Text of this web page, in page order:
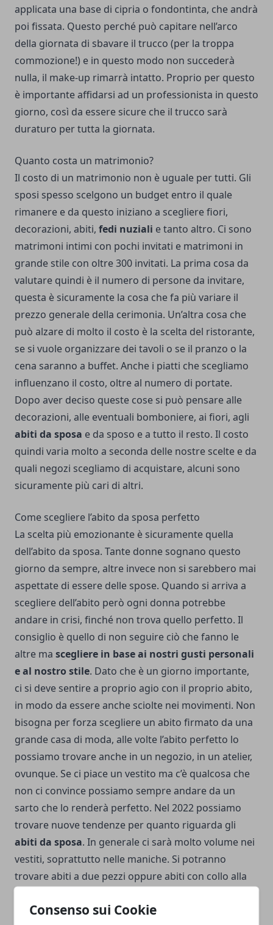
Consenso sui Cookie
applicata una base di cipria o fondontinta, che andrà
poi fissata. Questo perché può capitare nell’arco
della giornata di sbavare il trucco (per la troppa
commozione!) e in questo modo non succederà
nulla, il make-up rimarrà intatto. Proprio per questo
è importante affidarsi ad un professionista in questo
giorno, così da essere sicure che il trucco sarà
duraturo per tutta la giornata.
Quanto costa un matrimonio?
Il costo di un matrimonio non è uguale per tutti. Gli
sposi spesso scelgono un budget entro il quale
rimanere e da questo iniziano a scegliere fiori,
decorazioni, abiti, fedi nuziali e tanto altro. Ci sono
matrimoni intimi con pochi invitati e matrimoni in
grande stile con oltre 300 invitati. La prima cosa da
valutare quindi è il numero di persone da invitare,
questa è sicuramente la cosa che fa più variare il
prezzo generale della cerimonia. Un’altra cosa che
può alzare di molto il costo è la scelta del ristorante,
se si vuole organizzare dei tavoli o se il pranzo o la
cena saranno a buffet. Anche i piatti che scegliamo
influenzano il costo, oltre al numero di portate.
Dopo aver deciso queste cose si può pensare alle
decorazioni, alle eventuali bomboniere, ai fiori, agli
abiti da sposa e da sposo e a tutto il resto. Il costo
quindi varia molto a seconda delle nostre scelte e da
quali negozi scegliamo di acquistare, alcuni sono
sicuramente più cari di altri.
Come scegliere l’abito da sposa perfetto
La scelta più emozionante è sicuramente quella
dell’abito da sposa. Tante donne sognano questo
giorno da sempre, altre invece non si sarebbero mai
aspettate di essere delle spose. Quando si arriva a
scegliere dell’abito però ogni donna potrebbe
andare in crisi, finché non trova quello perfetto. Il
consiglio è quello di non seguire ciò che fanno le
altre ma scegliere in base ai nostri gusti personali
e al nostro stile. Dato che è un giorno importante,
ci si deve sentire a proprio agio con il proprio abito,
in modo da essere anche sciolte nei movimenti. Non
bisogna per forza scegliere un abito firmato da una
grande casa di moda, alle volte l’abito perfetto lo
possiamo trovare anche in un negozio, in un atelier,
ovunque. Se ci piace un vestito ma c’è qualcosa che
non ci convince possiamo sempre andare da un
sarto che lo renderà perfetto. Nel 2022 possiamo
trovare nuove tendenze per quanto riguarda gli
abiti da sposa. In generale ci sarà molto volume nei
vestiti, soprattutto nelle maniche. Si potranno
trovare abiti a due pezzi oppure abiti con collo alla
vuole andare sul classico, saranno sempre presenti